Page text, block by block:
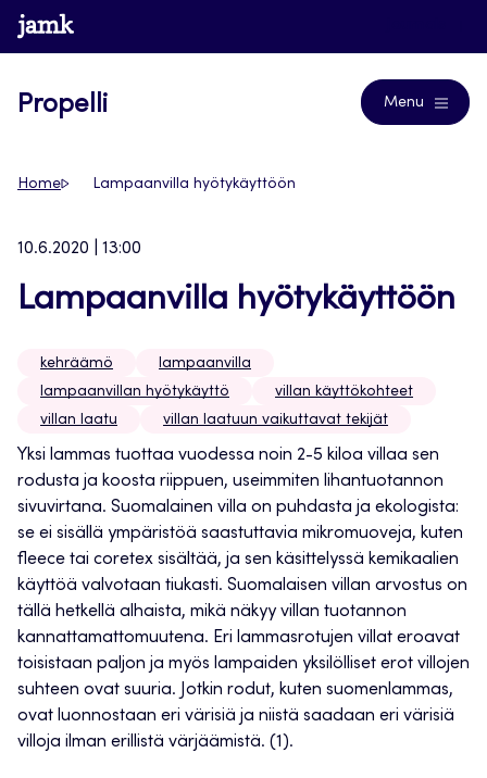
Siirry
suoraan
www.jamk.fi
Propelli Menu
Home Lampaanvilla hyötykäyttöön
10.6.2020 | 13:00
Lampaanvilla hyötykäyttöön
kehräämö
lampaanvilla
lampaanvillan hyötykäyttö
villan käyttökohteet
villan laatu
villan laatuun vaikuttavat tekijät
Yksi lammas tuottaa vuodessa noin 2-5 kiloa villaa sen
rodusta ja koosta riippuen, useimmiten lihantuotannon
sivuvirtana. Suomalainen villa on puhdasta ja ekologista:
se ei sisällä ympäristöä saastuttavia mikromuoveja, kuten
fleece tai coretex sisältää, ja sen käsittelyssä kemikaalien
käyttöä valvotaan tiukasti. Suomalaisen villan arvostus on
tällä hetkellä alhaista, mikä näkyy villan tuotannon
kannattamattomuutena. Eri lammasrotujen villat eroavat
toisistaan paljon ja myös lampaiden yksilölliset erot villojen
suhteen ovat suuria. Jotkin rodut, kuten suomenlammas,
ovat luonnostaan eri värisiä ja niistä saadaan eri värisiä
villoja ilman erillistä värjäämistä. (1).